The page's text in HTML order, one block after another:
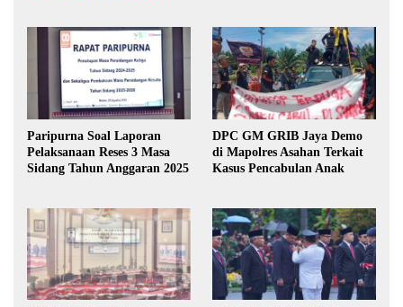
Paripurna Soal Laporan
Pelaksanaan Reses 3 Masa
Sidang Tahun Anggaran 2025
DPC GM GRIB Jaya Demo
di Mapolres Asahan Terkait
Kasus Pencabulan Anak